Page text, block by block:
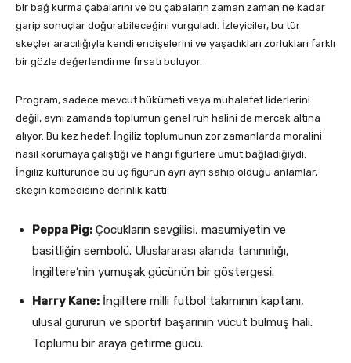
bir bağ kurma çabalarını ve bu çabaların zaman zaman ne kadar
garip sonuçlar doğurabileceğini vurguladı. İzleyiciler, bu tür
skeçler aracılığıyla kendi endişelerini ve yaşadıkları zorlukları farklı
bir gözle değerlendirme fırsatı buluyor.
Program, sadece mevcut hükümeti veya muhalefet liderlerini
değil, aynı zamanda toplumun genel ruh halini de mercek altına
alıyor. Bu kez hedef, İngiliz toplumunun zor zamanlarda moralini
nasıl korumaya çalıştığı ve hangi figürlere umut bağladığıydı.
İngiliz kültüründe bu üç figürün ayrı ayrı sahip olduğu anlamlar,
skeçin komedisine derinlik kattı:
Peppa Pig: Çocukların sevgilisi, masumiyetin ve
basitliğin sembolü. Uluslararası alanda tanınırlığı,
İngiltere’nin yumuşak gücünün bir göstergesi.
Harry Kane: İngiltere milli futbol takımının kaptanı,
ulusal gururun ve sportif başarının vücut bulmuş hali.
Toplumu bir araya getirme gücü.